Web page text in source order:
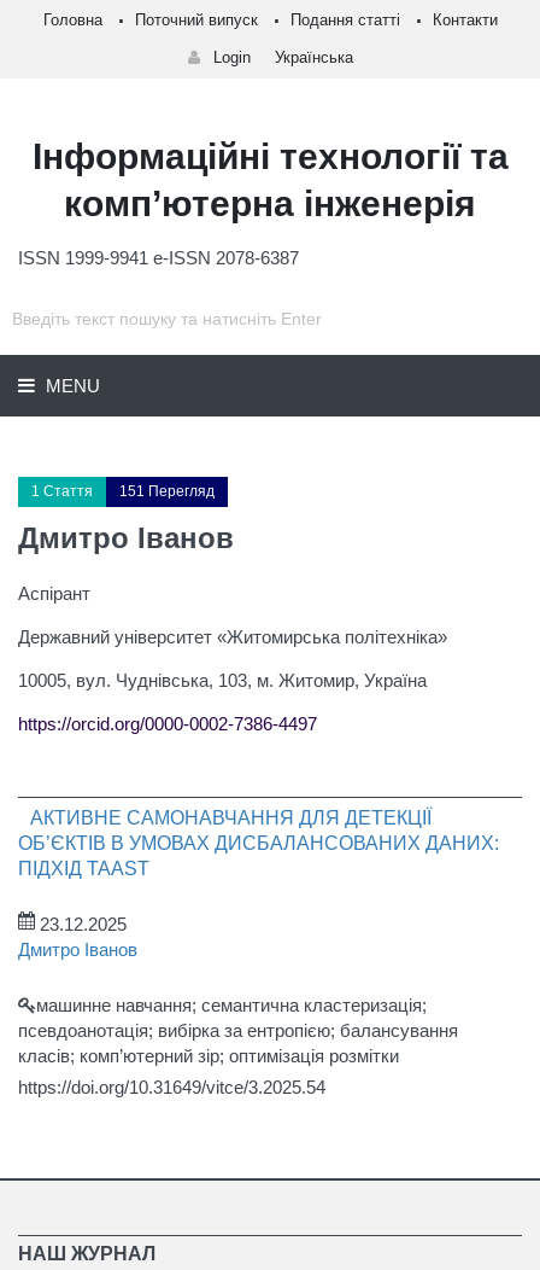
Головна Поточний випуск Подання статті Контакти
Login Українська
Інформаційні технології та
комп’ютерна інженерія
ISSN 1999-9941 e-ISSN 2078-6387
MENU
1 Стаття 151 Перегляд
Дмитро Іванов
Аспірант
Державний університет «Житомирська політехніка»
10005, вул. Чуднівська, 103, м. Житомир, Україна
https://orcid.org/0000-0002-7386-4497
АКТИВНЕ САМОНАВЧАННЯ ДЛЯ ДЕТЕКЦІЇ
ОБ’ЄКТІВ В УМОВАХ ДИСБАЛАНСОВАНИХ ДАНИХ:
ПІДХІД TAAST
23.12.2025
Дмитро Іванов
машинне навчання; семантична кластеризація;
псевдоанотація; вибірка за ентропією; балансування
класів; комп’ютерний зір; оптимізація розмітки
https://doi.org/10.31649/vitce/3.2025.54
НАШ ЖУРНАЛ